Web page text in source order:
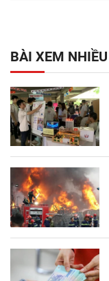
BÀI XEM NHIỀU